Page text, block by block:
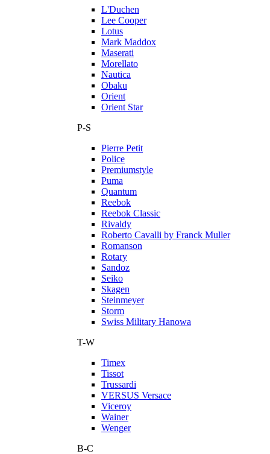
L'Duchen
Lee Cooper
Lotus
Mark Maddox
Maserati
Morellato
Nautica
Obaku
Orient
Orient Star
P-S
Pierre Petit
Police
Premiumstyle
Puma
Quantum
Reebok
Reebok Classic
Rivaldy
Roberto Cavalli by Franck Muller
Romanson
Rotary
Sandoz
Seiko
Skagen
Steinmeyer
Storm
Swiss Military Hanowa
T-W
Timex
Tissot
Trussardi
VERSUS Versace
Viceroy
Wainer
Wenger
В-С